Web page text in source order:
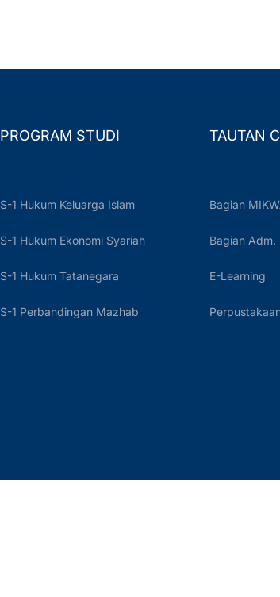
PROGRAM STUDI
S-1 Hukum Keluarga Islam
S-1 Hukum Ekonomi Syariah
S-1 Hukum Tatanegara
S-1 Perbandingan Mazhab
TAUTAN
Bagian
Bagian Adm.
E-Learning